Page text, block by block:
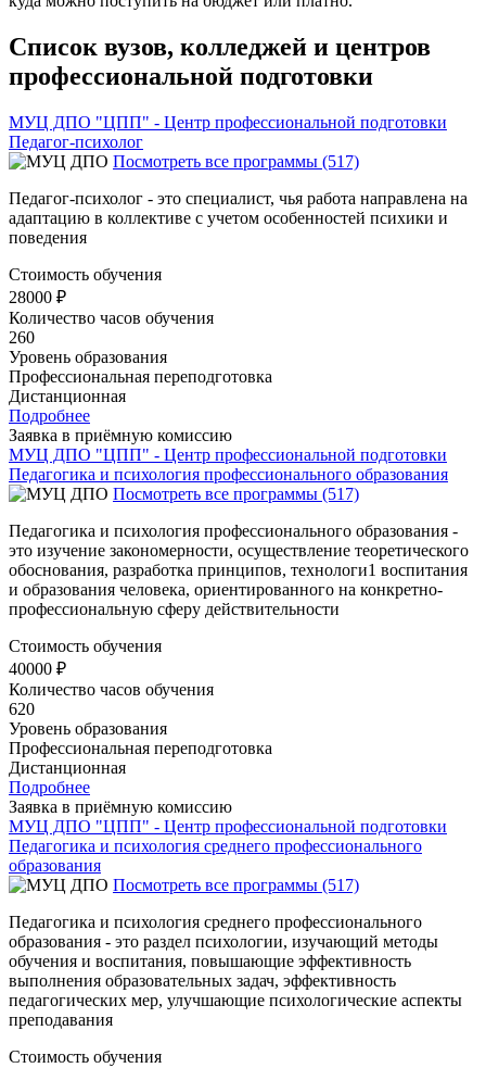
Список вузов, колледжей и центров
профессиональной подготовки
МУЦ ДПО "ЦПП" - Центр профессиональной подготовки
Педагог-психолог
Посмотреть все программы (517)
Педагог-психолог - это специалист, чья работа направлена на
адаптацию в коллективе с учетом особенностей психики и
поведения
Стоимость обучения
28000 ₽
Количество часов обучения
260
Уровень образования
Профессиональная переподготовка
Дистанционная
Подробнее
Заявка в приёмную комиссию
МУЦ ДПО "ЦПП" - Центр профессиональной подготовки
Педагогика и психология профессионального образования
Посмотреть все программы (517)
Педагогика и психология профессионального образования -
это изучение закономерности, осуществление теоретического
обоснования, разработка принципов, технологи1 воспитания
и образования человека, ориентированного на конкретно-
профессиональную сферу действительности
Стоимость обучения
40000 ₽
Количество часов обучения
620
Уровень образования
Профессиональная переподготовка
Дистанционная
Подробнее
Заявка в приёмную комиссию
МУЦ ДПО "ЦПП" - Центр профессиональной подготовки
Педагогика и психология среднего профессионального
образования
Посмотреть все программы (517)
Педагогика и психология среднего профессионального
образования - это раздел психологии, изучающий методы
обучения и воспитания, повышающие эффективность
выполнения образовательных задач, эффективность
педагогических мер, улучшающие психологические аспекты
преподавания
Стоимость обучения